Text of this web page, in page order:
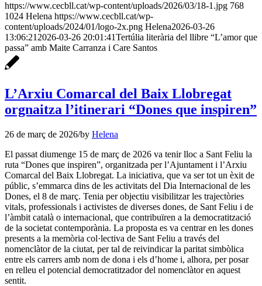
https://www.cecbll.cat/wp-content/uploads/2026/03/18-1.jpg 768
1024 Helena https://www.cecbll.cat/wp-
content/uploads/2024/01/logo-2x.png Helena2026-03-26
13:06:21 2026-03-26 20:01:41Tertúlia literària del llibre “L’amor que
passa” amb Maite Carranza i Care Santos
L’Arxiu Comarcal del Baix Llobregat
orgnaitza l’itinerari “Dones que inspiren”
26 de març de 2026/by Helena
El passat diumenge 15 de març de 2026 va tenir lloc a Sant Feliu la
ruta “Dones que inspiren”, organitzada per l’Ajuntament i l’Arxiu
Comarcal del Baix Llobregat. La iniciativa, que va ser tot un èxit de
públic, s’emmarca dins de les activitats del Dia Internacional de les
Dones, el 8 de març. Tenia per objectiu visibilitzar les trajectòries
vitals, professionals i activistes de diverses dones, de Sant Feliu i de
l’àmbit català o internacional, que contribuïren a la democratització
de la societat contemporània. La proposta es va centrar en les dones
presents a la memòria col·lectiva de Sant Feliu a través del
nomenclàtor de la ciutat, per tal de reivindicar la paritat simbòlica
entre els carrers amb nom de dona i els d’home i, alhora, per posar
en relleu el potencial democratitzador del nomenclàtor en aquest
sentit.